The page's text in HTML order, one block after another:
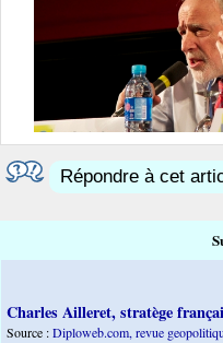
Répondre à cet
Charles Ailleret, stratège
Source :Diploweb.com, revue